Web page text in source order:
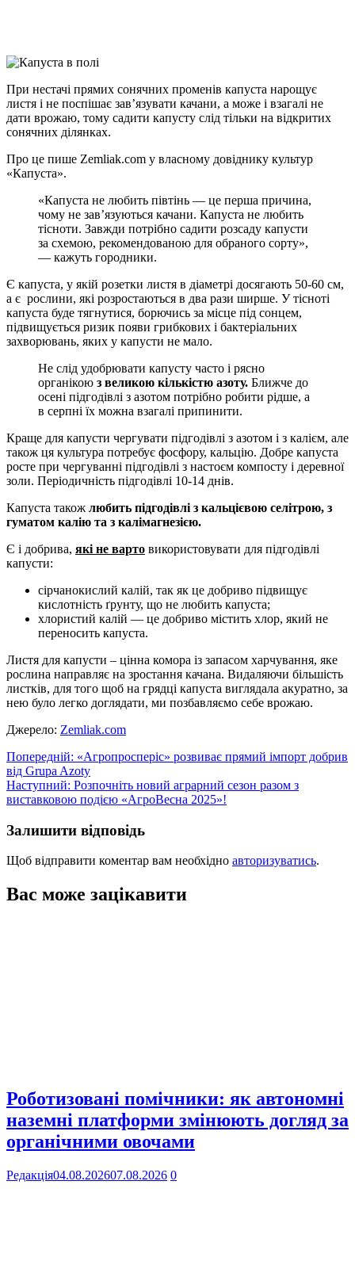
Link
Print
При нестачі прямих сонячних променів капуста нарощує
листя і не поспішає зав’язувати качани, а може і взагалі не
дати врожаю, тому садити капусту слід тільки на відкритих
сонячних ділянках.
Про це пише Zemliak.com у власному довіднику культур
«Капуста».
«Капуста не любить півтінь — це перша причина,
чому не зав’язуються качани. Капуста не любить
тісноти. Завжди потрібно садити розсаду капусти
за схемою, рекомендованою для обраного сорту»,
— кажуть городники.
Є капуста, у якій розетки листя в діаметрі досягають 50-60 см,
а є рослини, які розростаються в два рази ширше. У тісноті
капуста буде тягнутися, борючись за місце під сонцем,
підвищується ризик появи грибкових і бактеріальних
захворювань, яких у капусти не мало.
Не слід удобрювати капусту часто і рясно
органікою з великою кількістю азоту. Ближче до
осені підгодівлі з азотом потрібно робити рідше, а
в серпні їх можна взагалі припинити.
Краще для капусти чергувати підгодівлі з азотом і з калієм, але
також ця культура потребує фосфору, кальцію. Добре капуста
росте при чергуванні підгодівлі з настоєм компосту і деревної
золи. Періодичність підгодівлі 10-14 днів.
Капуста також любить підгодівлі з кальцієвою селітрою, з
гуматом калію та з калімагнезією.
Є і добрива, які не варто використовувати для підгодівлі
капусти:
сірчанокислий калій, так як це добриво підвищує
кислотність ґрунту, що не любить капуста;
хлористий калій — це добриво містить хлор, який не
переносить капуста.
Листя для капусти – цінна комора із запасом харчування, яке
рослина направляє на зростання качана. Видаляючи більшість
листків, для того щоб на грядці капуста виглядала акуратно, за
нею було легко доглядати, ми позбавляємо себе врожаю.
Джерело: Zemliak.com
Навігація
записів
Попередній: «Агропросперіс» розвиває прямий імпорт добрив
від Grupa Azoty
Наступний: Розпочніть новий аграрний сезон разом з
виставковою подією «АгроВесна 2025»!
Залишити відповідь
Щоб відправити коментар вам необхідно авторизуватись.
Вас може зацікавити
Роботизовані помічники: як автономні
наземні платформи змінюють догляд за
органічними овочами
Редакція04.08.202607.08.2026 0